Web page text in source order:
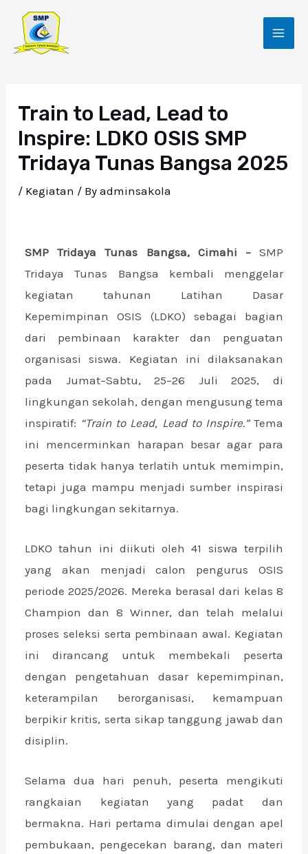
content
Train to Lead, Lead to
Inspire: LDKO OSIS SMP
Tridaya Tunas Bangsa 2025
/ Kegiatan / Byadminsakola
SMP Tridaya Tunas Bangsa, Cimahi – SMP
Tridaya Tunas Bangsa kembali menggelar
kegiatan tahunan Latihan Dasar
Kepemimpinan OSIS (LDKO) sebagai bagian
dari pembinaan karakter dan penguatan
organisasi siswa. Kegiatan ini dilaksanakan
pada Jumat–Sabtu, 25–26 Juli 2025, di
lingkungan sekolah, dengan mengusung tema
inspiratif: “Train to Lead, Lead to Inspire.”Tema
ini mencerminkan harapan besar agar para
peserta tidak hanya terlatih untuk memimpin,
tetapi juga mampu menjadi sumber inspirasi
bagi lingkungan sekitarnya.
LDKO tahun ini diikuti oleh 41 siswa terpilih
yang akan menjadi calon pengurus OSIS
periode 2025/2026. Mereka berasal dari kelas 8
Champion dan 8 Winner, dan telah melalui
proses seleksi serta pembinaan awal. Kegiatan
ini dirancang untuk membekali peserta
dengan pengetahuan dasar kepemimpinan,
keterampilan berorganisasi, kemampuan
berpikir kritis, serta sikap tanggung jawab dan
disiplin.
Selama dua hari penuh, peserta mengikuti
rangkaian kegiatan yang padat dan
bermakna. Hari pertama dimulai dengan apel
pembukaan, pengecekan barang, dan materi
Post
navigation